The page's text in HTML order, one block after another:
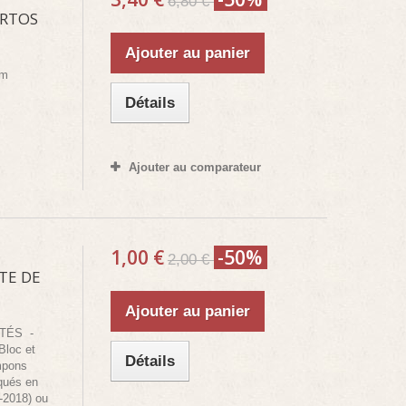
Ajouter au panier
Détails
Ajouter au comparateur
DE
-
et
en
ou
1,00 € 2,00 € -50%
Ajouter au panier
Détails